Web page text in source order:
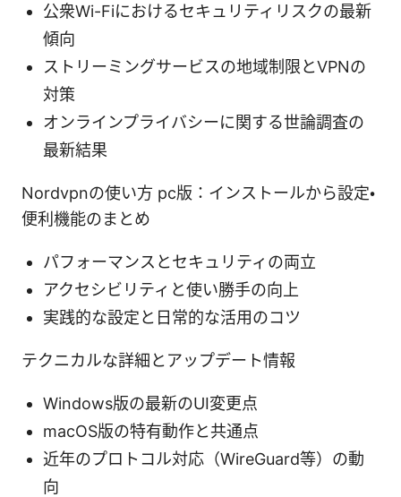
公衆Wi-Fiにおけるセキュリティリスクの最新
傾向
ストリーミングサービスの地域制限とVPNの
対策
オンラインプライバシーに関する世論調査の
最新結果
Nordvpnの使い方 pc版：インストールから設定・
便利機能のまとめ
パフォーマンスとセキュリティの両立
アクセシビリティと使い勝手の向上
実践的な設定と日常的な活用のコツ
テクニカルな詳細とアップデート情報
Windows版の最新のUI変更点
macOS版の特有動作と共通点
近年のプロトコル対応（WireGuard等）の動
向